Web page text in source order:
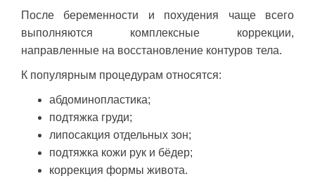
После беременности и похудения чаще всего
выполняются комплексные коррекции,
направленные на восстановление контуров тела.
К популярным процедурам относятся:
абдоминопластика;
подтяжка груди;
липосакция отдельных зон;
подтяжка кожи рук и бёдер;
коррекция формы живота.